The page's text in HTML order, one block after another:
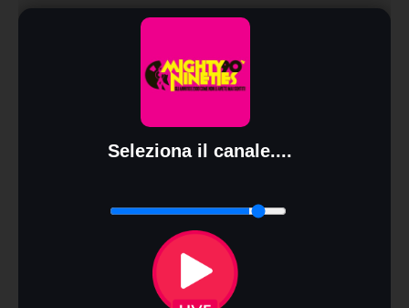
Seleziona il canale....